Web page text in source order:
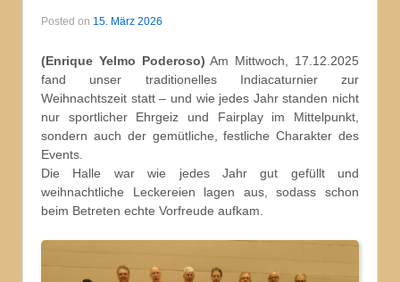
Posted on 15. März 2026
(Enrique Yelmo Poderoso) Am Mittwoch, 17.12.2025
fand unser traditionelles Indiacaturnier zur
Weihnachtszeit statt – und wie jedes Jahr standen nicht
nur sportlicher Ehrgeiz und Fairplay im Mittelpunkt,
sondern auch der gemütliche, festliche Charakter des
Events.
Die Halle war wie jedes Jahr gut gefüllt und
weihnachtliche Leckereien lagen aus, sodass schon
beim Betreten echte Vorfreude aufkam.